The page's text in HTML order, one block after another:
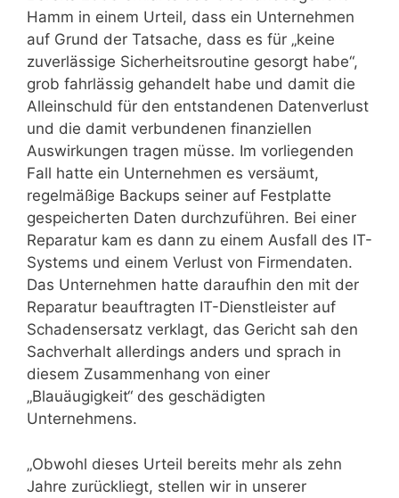
Hamm in einem Urteil, dass ein Unternehmen
auf Grund der Tatsache, dass es für „keine
zuverlässige Sicherheitsroutine gesorgt habe“,
grob fahrlässig gehandelt habe und damit die
Alleinschuld für den entstandenen Datenverlust
und die damit verbundenen finanziellen
Auswirkungen tragen müsse. Im vorliegenden
Fall hatte ein Unternehmen es versäumt,
regelmäßige Backups seiner auf Festplatte
gespeicherten Daten durchzuführen. Bei einer
Reparatur kam es dann zu einem Ausfall des IT-
Systems und einem Verlust von Firmendaten.
Das Unternehmen hatte daraufhin den mit der
Reparatur beauftragten IT-Dienstleister auf
Schadensersatz verklagt, das Gericht sah den
Sachverhalt allerdings anders und sprach in
diesem Zusammenhang von einer
„Blauäugigkeit“ des geschädigten
Unternehmens.
„Obwohl dieses Urteil bereits mehr als zehn
Jahre zurückliegt, stellen wir in unserer